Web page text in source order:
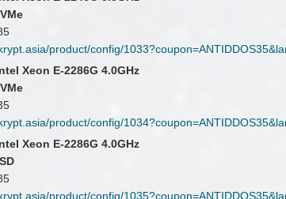
product/config/
Xeon E-2286G 4.0GHz
product/config/
Xeon E-2286G 4.0GHz
product/config/